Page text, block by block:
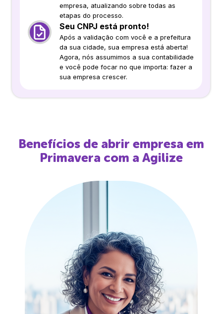
empresa, atualizando sobre todas as
etapas do processo.
Seu CNPJ está pronto!
Após a validação com você e a prefeitura
da sua cidade, sua empresa está aberta!
Agora, nós assumimos a sua contabilidade
e você pode focar no que importa: fazer a
sua empresa crescer.
Benefícios de abrir empresa em
Primavera com a Agilize